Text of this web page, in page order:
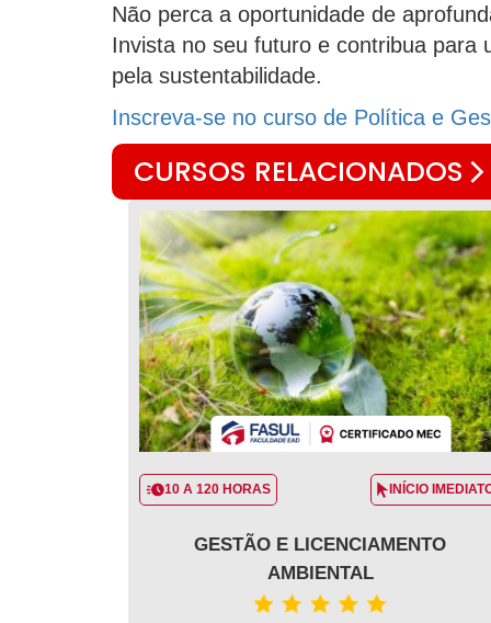
Não perca a oportunidade de
Invista no seu futuro e contribua para
pela sustentabilidade.
Inscreva-se no curso de Política e
CURSOS RELACIONADOS
10 A 120 HORAS INÍCIO
GESTÃO E LICENCIAMENTO
AMBIENTAL